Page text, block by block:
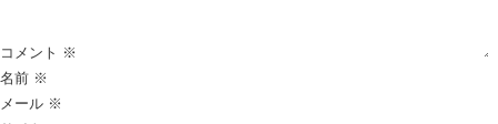
コメント ※
名前 ※
メール ※